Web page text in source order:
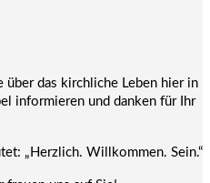
das kirchliche Leben hier in
informieren und danken für Ihr
„Herzlich. Willkommen. Sein.“